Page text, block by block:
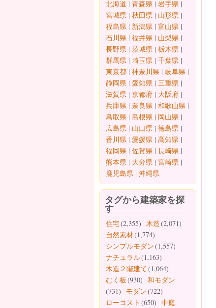
北海道 | 青森県 | 岩手県 |
宮城県 | 秋田県 | 山形県 |
福島県 | 新潟県 | 富山県 |
石川県 | 福井県 | 山梨県 |
長野県 | 茨城県 | 栃木県 |
群馬県 | 埼玉県 | 千葉県 |
東京都 | 神奈川県 | 岐阜県 |
静岡県 | 愛知県 | 三重県 |
滋賀県 | 京都府 | 大阪府 |
兵庫県 | 奈良県 | 和歌山県 |
鳥取県 | 島根県 | 岡山県 |
広島県 | 山口県 | 徳島県 |
香川県 | 愛媛県 | 高知県 |
福岡県 | 佐賀県 | 長崎県 |
熊本県 | 大分県 | 宮崎県 |
鹿児島県 | 沖縄県
タグから建築家を探
す
住宅(2,355) 木造(2,071)
自然素材(1,774)
シンプルモダン(1,557)
ナチュラル(1,163)
木造２階建て(1,064)
むく板 (930) 和モダン
(731)
モダン(722)
ローコスト (650) 中庭